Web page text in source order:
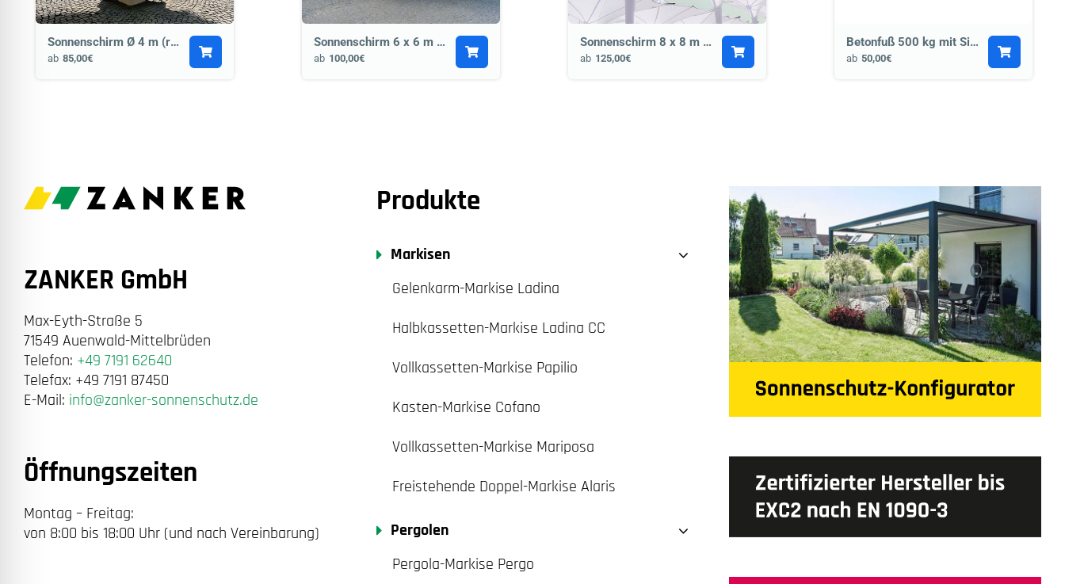
Sonnenschirm Ø 4 m (rund)
ab 85,00€
Sonnenschirm 6 x 6 m (quadratisch)
ab 100,00€
Sonnenschirm 8 x 8 m (Trichter)
ab 125,00€
Betonfuß 500 kg mit Sitzgelegenheit
ab 50,00€
ZANKER GmbH
Max-Eyth-Straße 5
71549 Auenwald-Mittelbrüden
Telefon: +49 7191 62640
Telefax: +49 7191 87450
E-Mail: info@zanker-sonnenschutz.de
Öffnungszeiten
Montag – Freitag:
von 8:00 bis 18:00 Uhr (und nach Vereinbarung)
Produkte
Markisen
Gelenkarm-Markise Ladina
Halbkassetten-Markise Ladina CC
Vollkassetten-Markise Papilio
Kasten-Markise Cofano
Vollkassetten-Markise Mariposa
Freistehende Doppel-Markise Alaris
Pergolen
Pergola-Markise Pergo